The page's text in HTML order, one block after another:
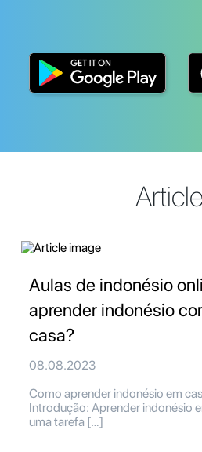
Aulas de indonésio
aprender indonésio
casa?
08.08.2023
Como aprender indonésio em
Introdução: Aprender indonésio
uma tarefa […]